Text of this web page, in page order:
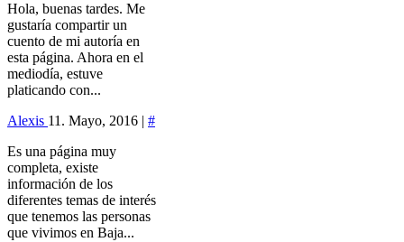
Hola, buenas tardes. Me
gustaría compartir un
cuento de mi autoría en
esta página. Ahora en el
mediodía, estuve
platicando con...
Alexis 11. Mayo, 2016 | #
Es una página muy
completa, existe
información de los
diferentes temas de interés
que tenemos las personas
que vivimos en Baja...